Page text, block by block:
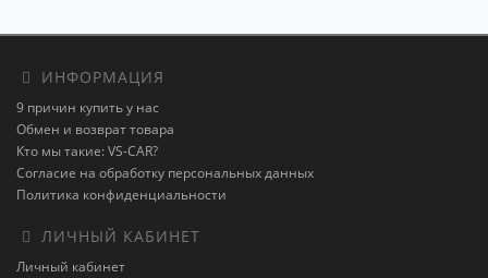
ИНФОРМАЦИЯ
9 причин купить у нас
Обмен и возврат товара
Кто мы такие: VS-CAR?
Согласие на обработку персональных данных
Политика конфиденциальности
ЛИЧНЫЙ КАБИНЕТ
Личный кабинет